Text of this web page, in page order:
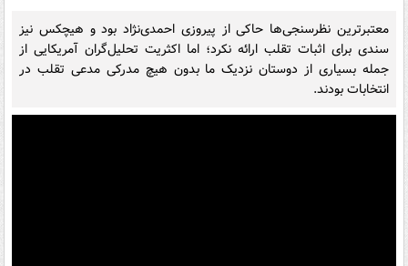
معتبرترین نظرسنجی‌ها حاکی از پیروزی احمدی‌نژاد بود و هیچکس نیز
سندی برای اثبات تقلب ارائه نکرد؛ اما اکثریت تحلیل‌گران آمریکایی از
جمله بسیاری از دوستان نزدیک ما بدون هیچ مدرکی مدعی تقلب در
انتخابات بودند.